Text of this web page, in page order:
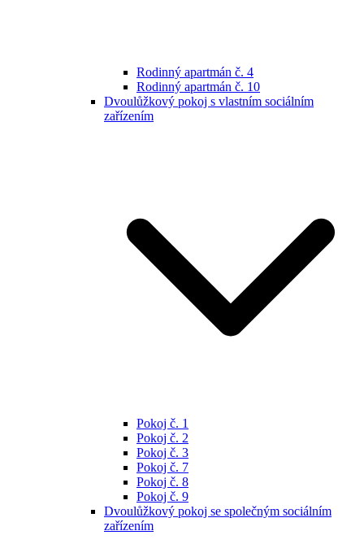
Rodinný apartmán č. 4
Rodinný apartmán č. 10
Dvoulůžkový pokoj s vlastním sociálním
zařízením
Pokoj č. 1
Pokoj č. 2
Pokoj č. 3
Pokoj č. 7
Pokoj č. 8
Pokoj č. 9
Dvoulůžkový pokoj se společným sociálním
zařízením